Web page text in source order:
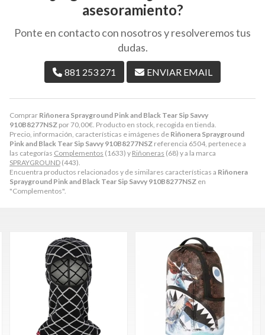
Comprar Riñonera Sprayground Pink and Black Tear Sip Savvy
910B8277NSZ por70,00€ . Producto en stock, recogida en tienda.
Precio, información, características e imágenes de Riñonera Sprayground
Pink and Black Tear Sip Savvy 910B8277NSZ referencia 6504, pertenece a
las categorías Complementos (1633) y Riñoneras (68) y a la marca
SPRAYGROUND (443).
Encuentra productos relacionados y de similares características a Riñonera
Sprayground Pink and Black Tear Sip Savvy 910B8277NSZ en
"Complementos".
asesoramiento?
Ponte en contacto con nosotros y resolveremos tus
dudas.
881 253 271 ENVIAR EMAIL